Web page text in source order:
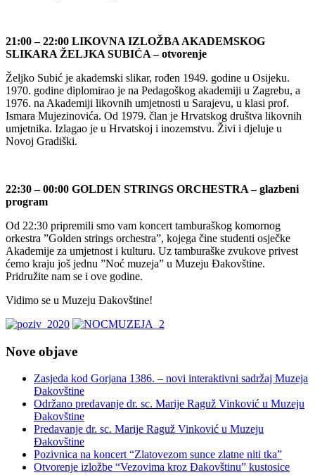
21:00 – 22:00 LIKOVNA IZLOŽBA AKADEMSKOG
SLIKARA ŽELJKA SUBIĆA – otvorenje
Željko Subić je akademski slikar, rođen 1949. godine u Osijeku.
1970. godine diplomirao je na Pedagoškog akademiji u Zagrebu, a
1976. na Akademiji likovnih umjetnosti u Sarajevu, u klasi prof.
Ismara Mujezinovića. Od 1979. član je Hrvatskog društva likovnih
umjetnika. Izlagao je u Hrvatskoj i inozemstvu. Živi i djeluje u
Novoj Gradiški.
22:30 – 00:00 GOLDEN STRINGS ORCHESTRA – glazbeni
program
Od 22:30 pripremili smo vam koncert tamburaškog komornog
orkestra ”Golden strings orchestra”, kojega čine studenti osječke
Akademije za umjetnost i kulturu. Uz tamburaške zvukove privest
ćemo kraju još jednu ”Noć muzeja” u Muzeju Đakovštine.
Pridružite nam se i ove godine.
Vidimo se u Muzeju Đakovštine!
Nove objave
Zasjeda kod Gorjana 1386. – novi interaktivni sadržaj Muzeja
Đakovštine
Održano predavanje dr. sc. Marije Raguž Vinković u Muzeju
Đakovštine
Predavanje dr. sc. Marije Raguž Vinković u Muzeju
Đakovštine
Pozivnica na koncert “Zlatovezom sunce zlatne niti tka”
Otvorenje izložbe “Vezovima kroz Đakovštinu” kustosice